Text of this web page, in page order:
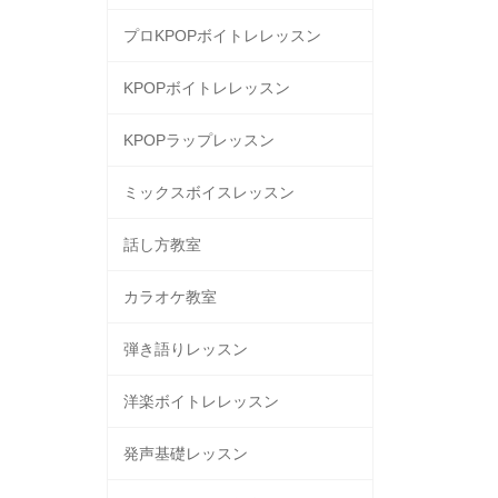
プロKPOPボイトレレッスン
KPOPボイトレレッスン
KPOPラップレッスン
ミックスボイスレッスン
話し方教室
カラオケ教室
弾き語りレッスン
洋楽ボイトレレッスン
発声基礎レッスン